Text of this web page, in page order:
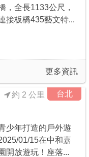
，全長1133公尺，
接板橋435藝文特...
更多資訊
台北
約 2 公里
少年打造的戶外遊
01/15在中和嘉
開放遊玩！座落...